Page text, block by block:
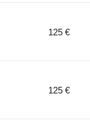
125 €
125 €